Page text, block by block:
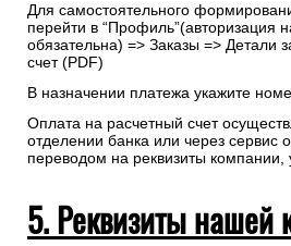
Для самостоятельного
перейти в “Профиль”(авторизация
обязательна) => Заказы => Детали
счет (PDF)
В назначении платежа укажите
Оплата на расчетный счет
отделении банка или через сервис
переводом на реквизиты компании,
5. Реквизиты нашей